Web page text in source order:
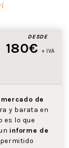
DESDE
180€ + IVA
de
y barata en
es lo que
informe de